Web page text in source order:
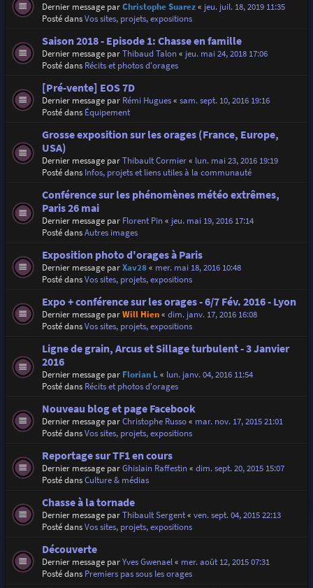
Dernier message parChristophe Suarez« jeu. juil. 18, 2019 11:35
Posté dansVos sites, projets, expositions
Saison 2018 - Episode 1: Chasse en famille
Dernier message parThibaud Talon« jeu. mai 24, 2018 17:06
Posté dans Récits et photos d'orages
[Pré-vente] EOS 7D
Dernier message par Rémi Hugues« sam. sept. 10, 2016 19:16
Posté dans Équipement
Grosse exposition sur les orages (France, Europe,
USA)
Dernier message parThibault Cormier« lun. mai 23, 2016 19:19
Posté dans Infos, projets et liens utiles à la communauté
Conférence sur les phénomènes météo extrêmes,
Paris 26 mai
Dernier message par Florent Pin« jeu. mai 19, 2016 17:14
Posté dansAutres images
Exposition photo d'orages à Paris
Dernier message parXav28« mer. mai 18, 2016 10:48
Posté dansVos sites, projets, expositions
Expo + conférence sur les orages - 6/7 Fév. 2016 - Lyon
Dernier message parWill Hien« dim. janv. 17, 2016 16:08
Posté dansVos sites, projets, expositions
Ligne de grain, Arcus et Sillage turbulent - 3 Janvier
2016
Dernier message par Florian L« lun. janv. 04, 2016 11:54
Posté dans Récits et photos d'orages
Nouveau blog et page Facebook
Dernier message parChristophe Russo« mar. nov. 17, 2015 21:01
Posté dansVos sites, projets, expositions
Reportage sur TF1 en cours
Dernier message parGhislain Raffestin« dim. sept. 20, 2015 15:07
Posté dansCulture & médias
Chasse à la tornade
Dernier message parThibault Sergent« ven. sept. 04, 2015 22:13
Posté dansVos sites, projets, expositions
Découverte
Dernier message parYves Gwenael« mer. août 12, 2015 07:31
Posté dans Premiers pas sous les orages